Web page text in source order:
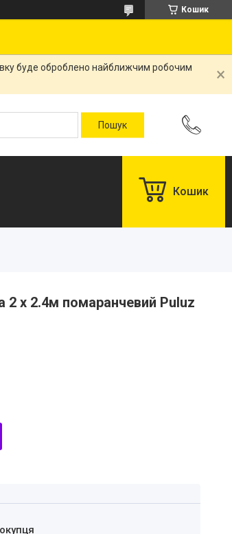
Кошик
буде оброблено найближчим робочим
Кошик
x 2.4м помаранчевий Puluz